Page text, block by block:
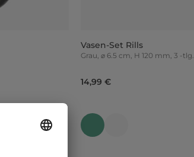
Vasen-Set Rills
Grau, ⌀ 6.5 cm, H 120 mm, 3 -tlg.
14,99 €